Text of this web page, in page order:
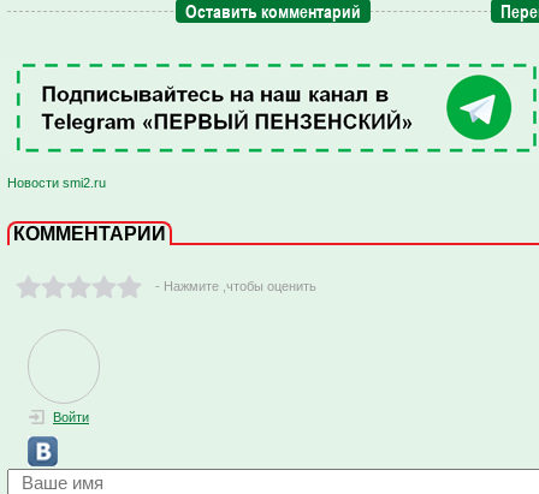
Оставить комментарий
Новости smi2.ru
КОММЕНТАРИИ
- Нажмите ,чтобы оценить
Войти